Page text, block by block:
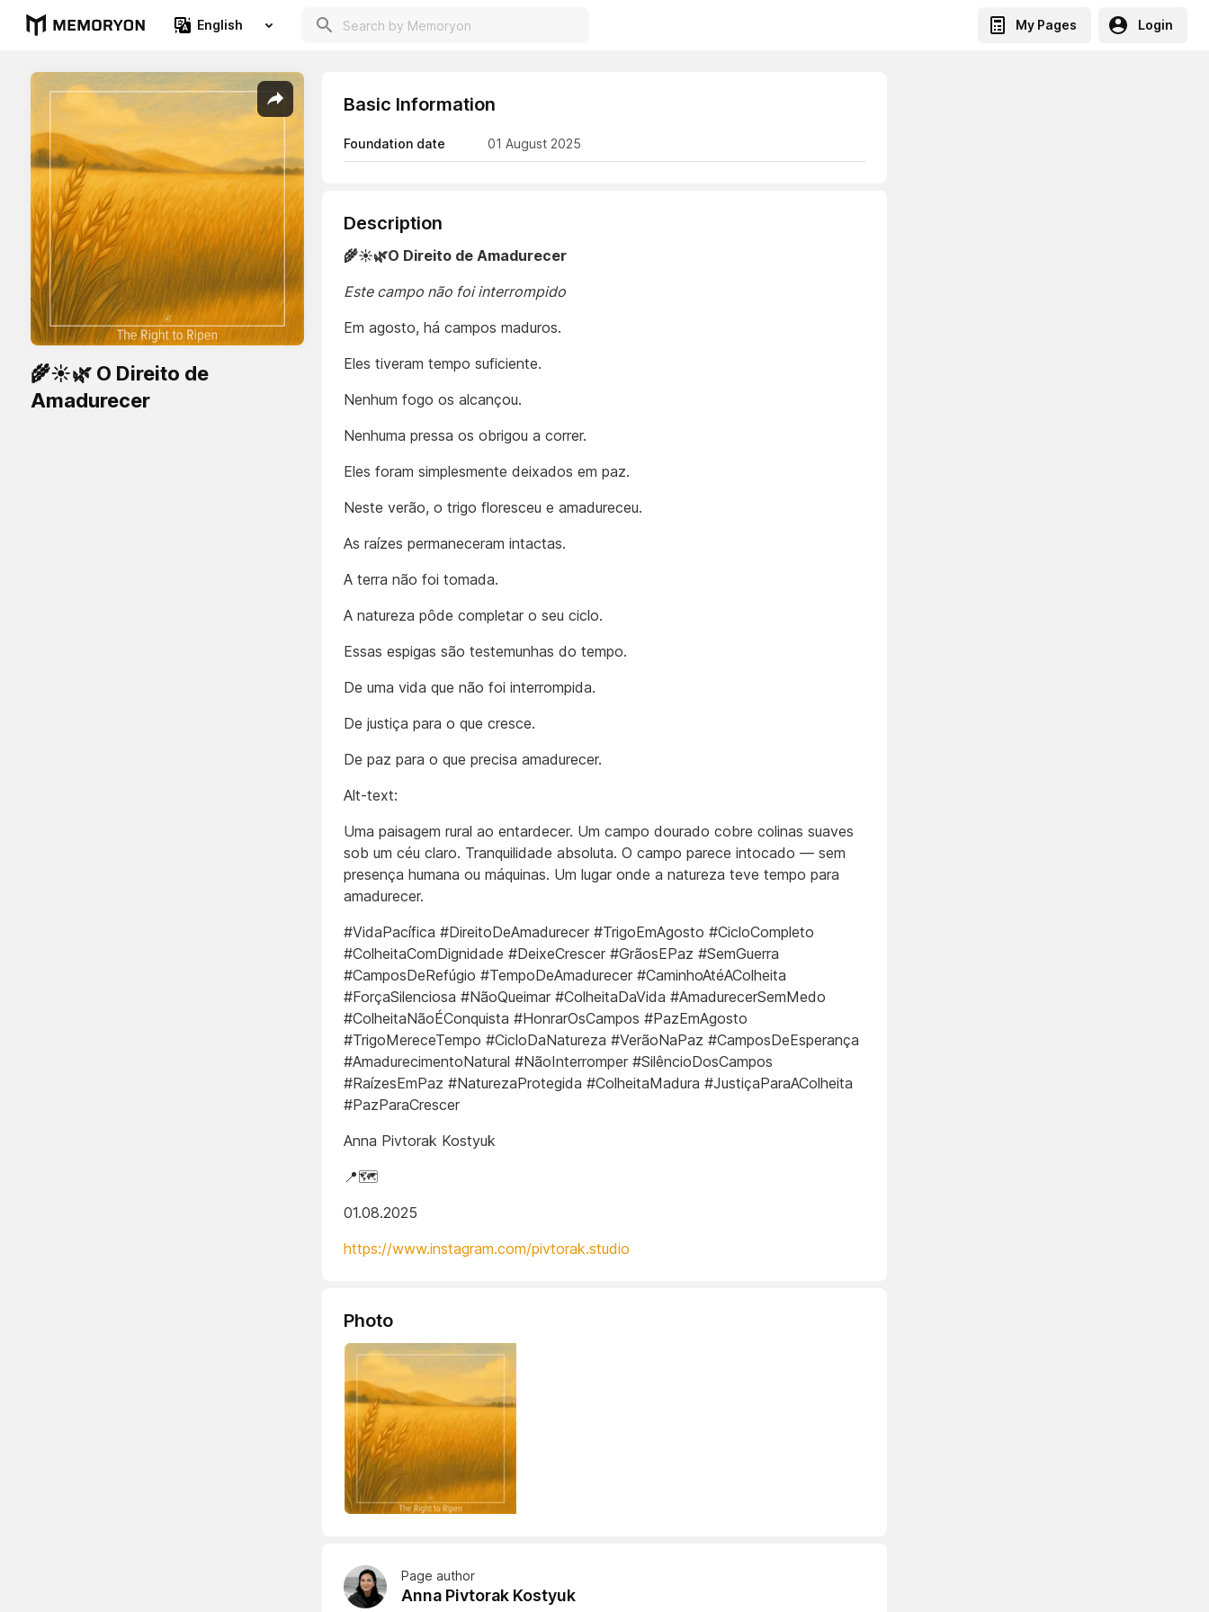
English My Pages Login
🌾☀️🌿 O Direito de
Amadurecer
Basic Information
Foundation date 01 August 2025
Description
🌾☀️🌿O Direito de Amadurecer
Este campo não foi interrompido
Em agosto, há campos maduros.
Eles tiveram tempo suficiente.
Nenhum fogo os alcançou.
Nenhuma pressa os obrigou a correr.
Eles foram simplesmente deixados em paz.
Neste verão, o trigo floresceu e amadureceu.
As raízes permaneceram intactas.
A terra não foi tomada.
A natureza pôde completar o seu ciclo.
Essas espigas são testemunhas do tempo.
De uma vida que não foi interrompida.
De justiça para o que cresce.
De paz para o que precisa amadurecer.
Alt-text:
Uma paisagem rural ao entardecer. Um campo dourado cobre colinas suaves
sob um céu claro. Tranquilidade absoluta. O campo parece intocado — sem
presença humana ou máquinas. Um lugar onde a natureza teve tempo para
amadurecer.
#VidaPacífica #DireitoDeAmadurecer #TrigoEmAgosto #CicloCompleto
#ColheitaComDignidade #DeixeCrescer #GrãosEPaz #SemGuerra
#CamposDeRefúgio #TempoDeAmadurecer #CaminhoAtéAColheita
#ForçaSilenciosa #NãoQueimar #ColheitaDaVida #AmadurecerSemMedo
#ColheitaNãoÉConquista #HonrarOsCampos #PazEmAgosto
#TrigoMereceTempo #CicloDaNatureza #VerãoNaPaz #CamposDeEsperança
#AmadurecimentoNatural #NãoInterromper #SilêncioDosCampos
#RaízesEmPaz #NaturezaProtegida #ColheitaMadura #JustiçaParaAColheita
#PazParaCrescer
Anna Pivtorak Kostyuk
📍🗺️
01.08.2025
https://www.instagram.com/pivtorak.studio
Photo
Page author
Anna Pivtorak Kostyuk